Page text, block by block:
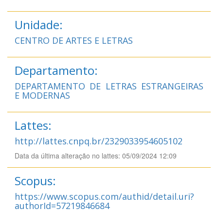
Unidade:
CENTRO DE ARTES E LETRAS
Departamento:
DEPARTAMENTO DE LETRAS ESTRANGEIRAS
E MODERNAS
Lattes:
http://lattes.cnpq.br/2329033954605102
Data da última alteração no lattes: 05/09/2024 12:09
Scopus:
https://www.scopus.com/authid/detail.uri?
authorId=57219846684